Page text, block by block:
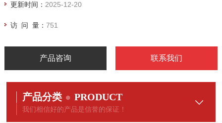
更新时间： 2025-12-20
访 问 量： 751
产品咨询 联系我们
产品分类 PRODUCT
我们相信好的产品是信誉的保证！